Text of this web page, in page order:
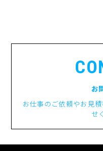
お
お仕事のご依頼やお見
せ